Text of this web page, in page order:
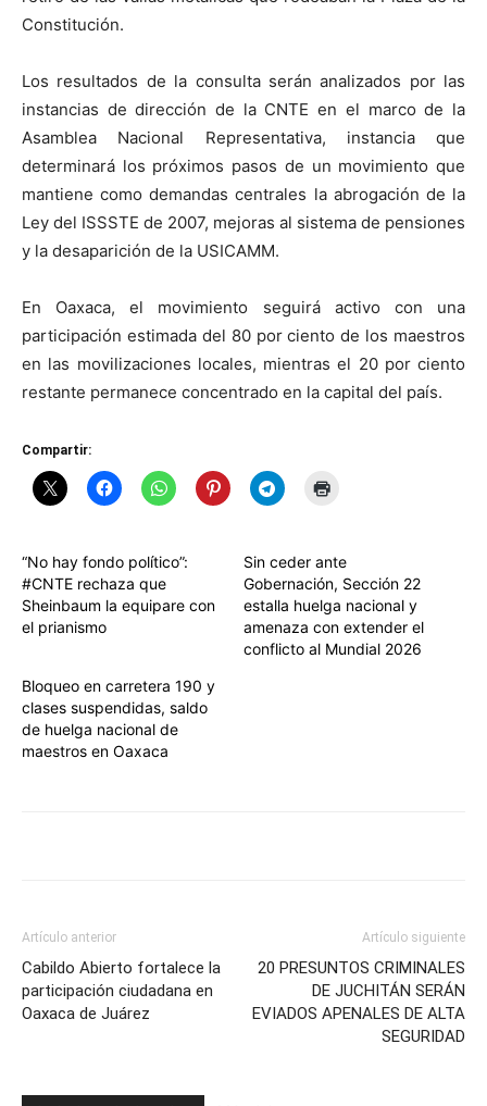
Constitución.
Los resultados de la consulta serán analizados por las
instancias de dirección de la CNTE en el marco de la
Asamblea Nacional Representativa, instancia que
determinará los próximos pasos de un movimiento que
mantiene como demandas centrales la abrogación de la
Ley del ISSSTE de 2007, mejoras al sistema de pensiones
y la desaparición de la USICAMM.
En Oaxaca, el movimiento seguirá activo con una
participación estimada del 80 por ciento de los maestros
en las movilizaciones locales, mientras el 20 por ciento
restante permanece concentrado en la capital del país.
Compartir:
“No hay fondo político”:
#CNTE rechaza que
Sheinbaum la equipare con
el prianismo
Sin ceder ante
Gobernación, Sección 22
estalla huelga nacional y
amenaza con extender el
conflicto al Mundial 2026
Bloqueo en carretera 190 y
clases suspendidas, saldo
de huelga nacional de
maestros en Oaxaca
Artículo anterior
Cabildo Abierto fortalece la
participación ciudadana en
Oaxaca de Juárez
Artículo siguiente
20 PRESUNTOS CRIMINALES
DE JUCHITÁN SERÁN
EVIADOS APENALES DE ALTA
SEGURIDAD